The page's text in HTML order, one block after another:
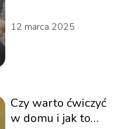
12 marca 2025
Czy warto ćwiczyć
w domu i jak to